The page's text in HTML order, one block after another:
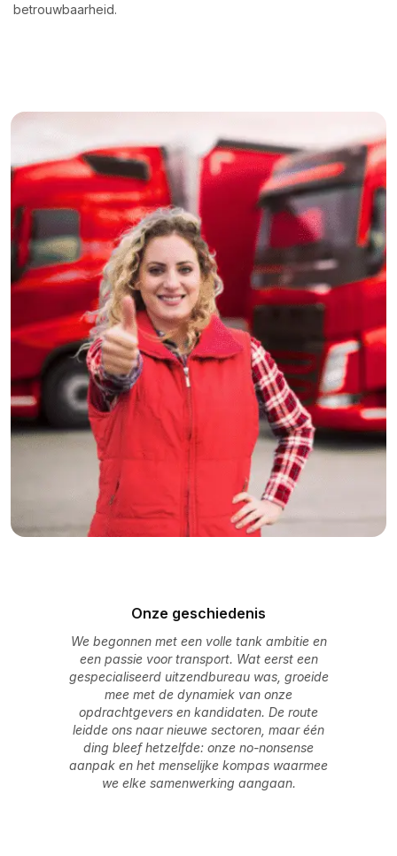
betrouwbaarheid.
Onze geschiedenis
We begonnen met een volle tank ambitie en
een passie voor transport. Wat eerst een
gespecialiseerd uitzendbureau was, groeide
mee met de dynamiek van onze
opdrachtgevers en kandidaten. De route
leidde ons naar nieuwe sectoren, maar één
ding bleef hetzelfde: onze no-nonsense
aanpak en het menselijke kompas waarmee
we elke samenwerking aangaan.